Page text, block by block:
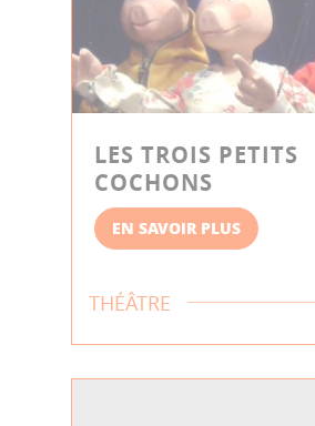
LES TROIS PETITS
COCHONS
EN SAVOIR PLUS
THÉÂTRE